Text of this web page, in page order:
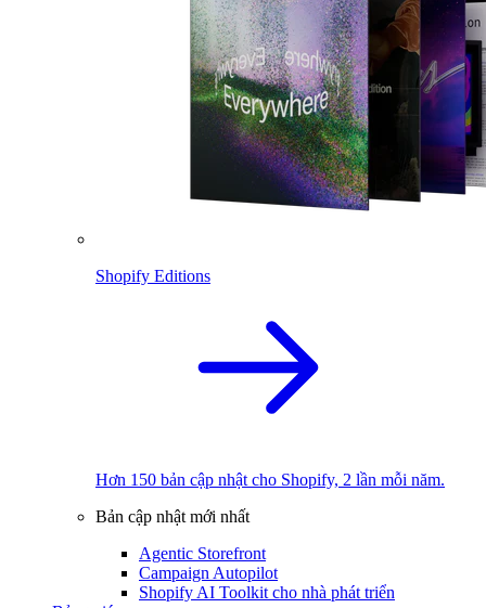
Shopify Editions
Hơn 150 bản cập nhật cho Shopify, 2 lần mỗi năm.
Bản cập nhật mới nhất
Agentic Storefront
Campaign Autopilot
Shopify AI Toolkit cho nhà phát triển